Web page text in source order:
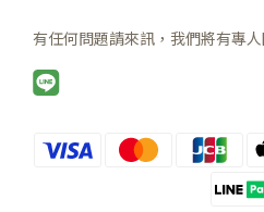
有任何問題請來訊，我們將有專